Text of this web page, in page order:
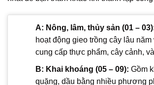
A: Nông, lâm, thủy sản (01 –
hoạt động gieo trồng cây lâu năm
cung cấp thực phẩm, cây cảnh,
B: Khai khoáng (05 – 09): Gồm
quặng, dầu bằng nhiều phương